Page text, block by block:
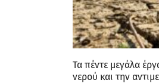
Τα πέντε μεγάλα
νερού και την